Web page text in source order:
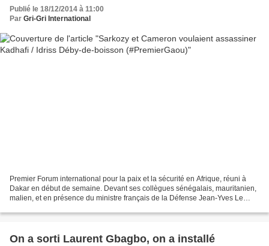
Publié le 18/12/2014 à 11:00
Par Gri-Gri International
Premier Forum international pour la paix et la sécurité en Afrique, réuni à
Dakar en début de semaine. Devant ses collègues sénégalais, mauritanien,
malien, et en présence du ministre français de la Défense Jean-Yves Le
On a sorti Laurent Gbagbo, on a installé